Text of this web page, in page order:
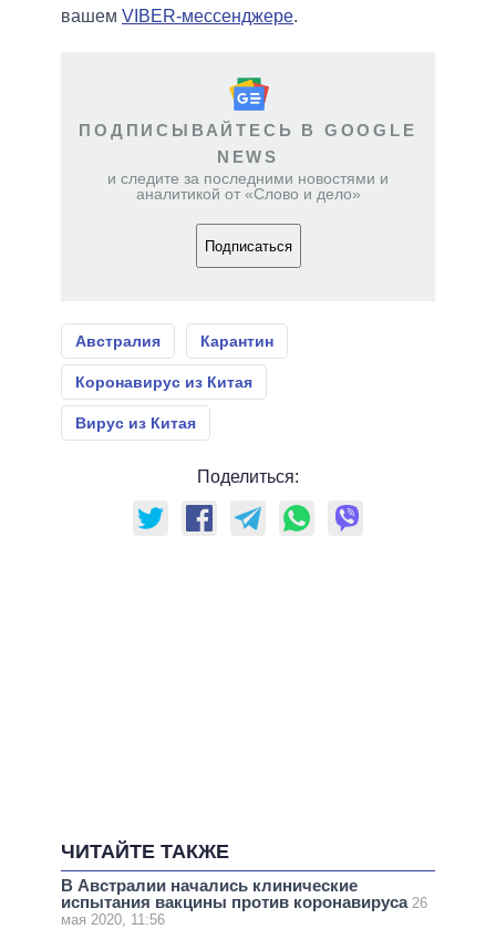
вашем VIBER-мессенджере.
ПОДПИСЫВАЙТЕСЬ В GOOGLE
NEWS
и следите за последними новостями и
аналитикой от «Слово и дело»
Подписаться
Австралия Карантин
Коронавирус из Китая
Вирус из Китая
Поделиться:
ЧИТАЙТЕ ТАКЖЕ
В Австралии начались клинические
испытания вакцины против коронавируса 26
мая 2020, 11:56